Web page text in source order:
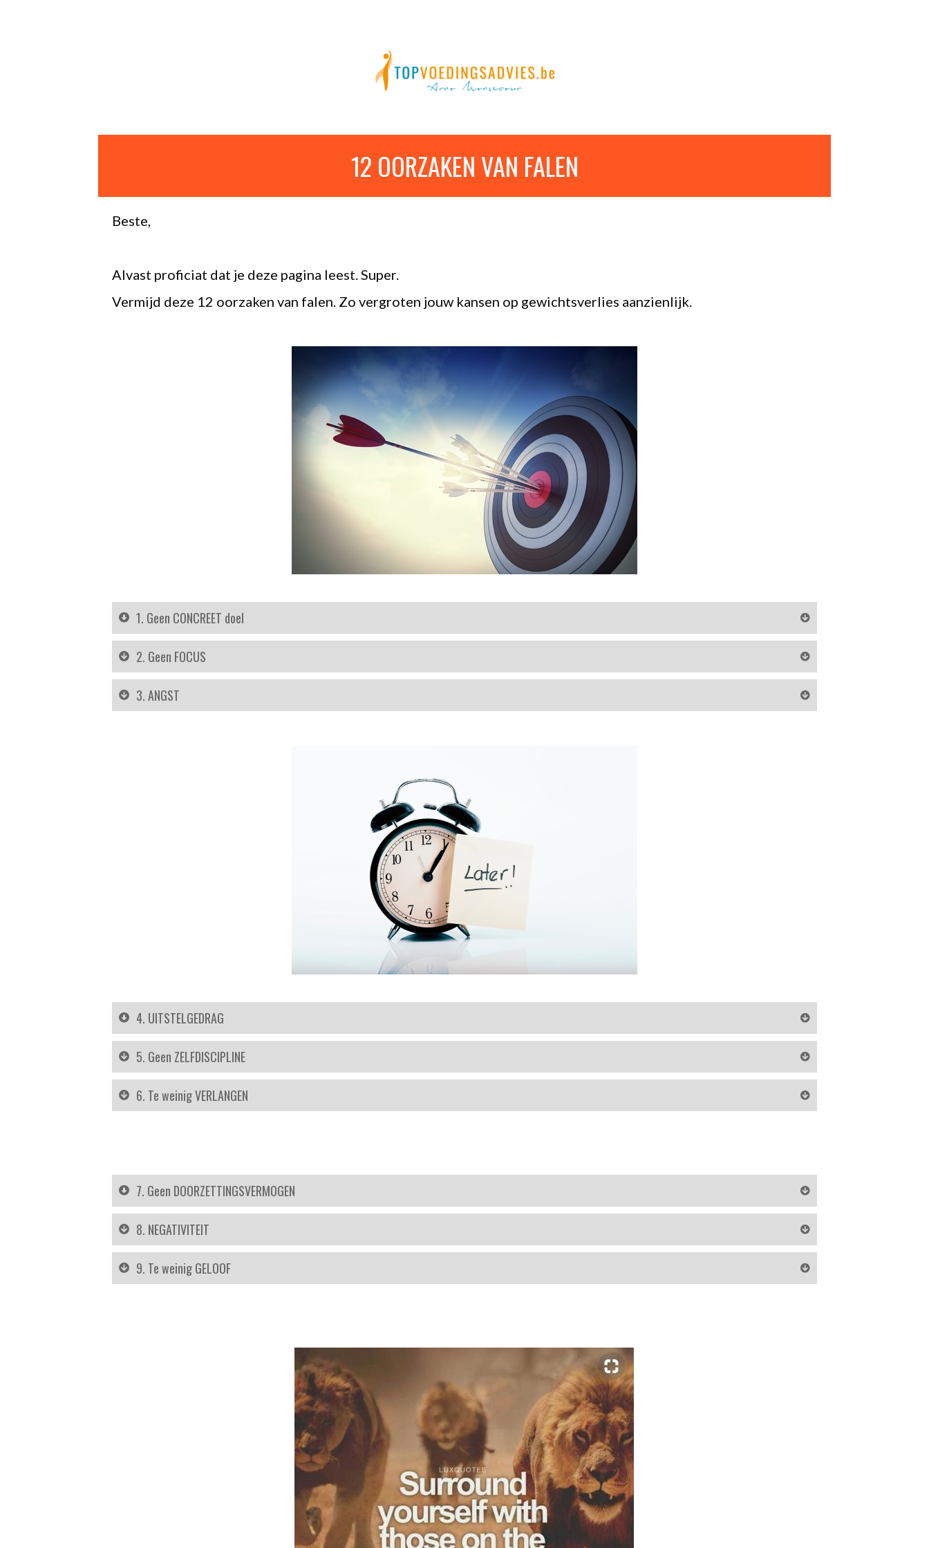
12 OORZAKEN VAN FALEN
Beste,
Alvast proficiat dat je deze pagina leest. Super.
Vermijd deze 12 oorzaken van falen. Zo vergroten jouw kansen op gewichtsverlies aanzienlijk.
1. Geen CONCREET doel
2. Geen FOCUS
3. ANGST
4. UITSTELGEDRAG
5. Geen ZELFDISCIPLINE
6. Te weinig VERLANGEN
7. Geen DOORZETTINGSVERMOGEN
8. NEGATIVITEIT
9. Te weinig GELOOF